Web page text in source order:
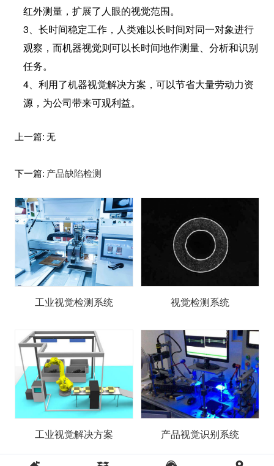
红外测量，扩展了人眼的视觉范围。
3、长时间稳定工作，人类难以长时间对同一对象进行
观察，而机器视觉则可以长时间地作测量、分析和识别
任务。
4、利用了机器视觉解决方案，可以节省大量劳动力资
源，为公司带来可观利益。
上一篇:无
下一篇: 产品缺陷检测
工业视觉检测系统 视觉检测系统
工业视觉解决方案 产品视觉识别系统